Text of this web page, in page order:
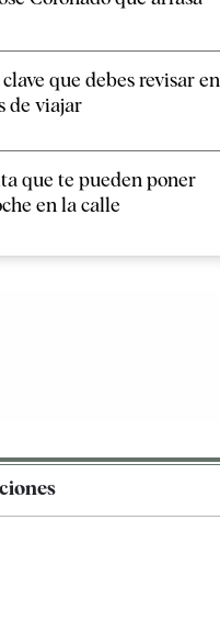
que debes revisar en
de viajar
que te pueden poner
en la calle